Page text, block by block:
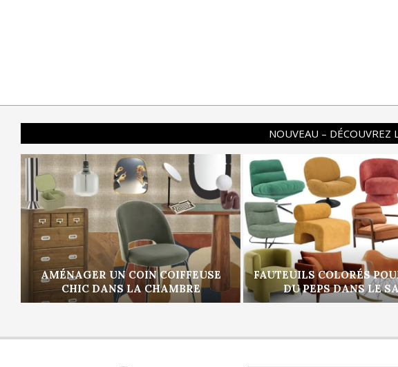
NOUVEAU – DÉCOUVREZ
AMÉNAGER UN COIN COIFFEUSE
CHIC DANS LA CHAMBRE
FAUTEUILS COLORÉS
DU PEPS DANS LE